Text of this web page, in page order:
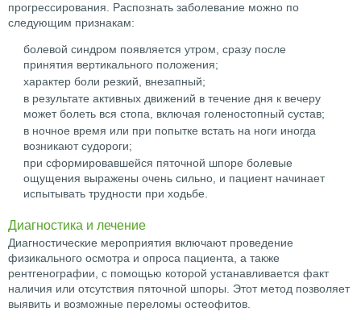
прогрессирования. Распознать заболевание можно по
следующим признакам:
болевой синдром появляется утром, сразу после
принятия вертикального положения;
характер боли резкий, внезапный;
в результате активных движений в течение дня к вечеру
может болеть вся стопа, включая голеностопный сустав;
в ночное время или при попытке встать на ноги иногда
возникают судороги;
при сформировавшейся пяточной шпоре болевые
ощущения выражены очень сильно, и пациент начинает
испытывать трудности при ходьбе.
Диагностика и лечение
Диагностические мероприятия включают проведение
физикального осмотра и опроса пациента, а также
рентгенографии, с помощью которой устанавливается факт
наличия или отсутствия пяточной шпоры. Этот метод позволяет
выявить и возможные переломы остеофитов.